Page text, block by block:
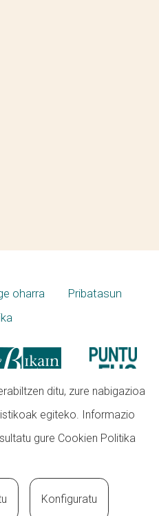
oharra
Pribatasun
ditu, zure nabigazioa
egiteko. Informazio
gure Cookien Politika
Konfiguratu